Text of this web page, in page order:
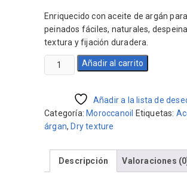
original
era:
$870.
es:
$696.
Enriquecido con aceite de argán
peinados fáciles, naturales,
textura y fijación duradera.
Spray
Texturizante
Moroccanoil
Dry
Spray
cantidad
Añadir al carrito
Añadir a la lista de
Categoría: Moroccanoil Etiquetas:
árgan, Dry texture
Descripción Valoraciones